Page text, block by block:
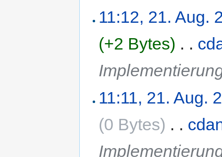
11:12, 21. Aug.
(+2 Bytes) . .
11:11, 21. Aug.
(0 Bytes) . .